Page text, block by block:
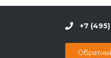
+7